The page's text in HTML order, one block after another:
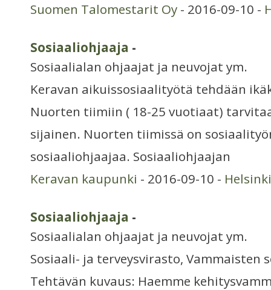
Suomen Talomestarit Oy - 2016-09-10 -
Sosiaaliohjaaja -
Sosiaalialan ohjaajat ja neuvojat ym.
Keravan aikuissosiaalityötä tehdään
Nuorten tiimiin ( 18-25 vuotiaat)
sijainen. Nuorten tiimissä on
sosiaaliohjaajaa. Sosiaaliohjaajan
Keravan kaupunki - 2016-09-10 -
Sosiaaliohjaaja -
Sosiaalialan ohjaajat ja neuvojat ym.
Sosiaali- ja terveysvirasto, Vammaisten
Tehtävän kuvaus: Haemme